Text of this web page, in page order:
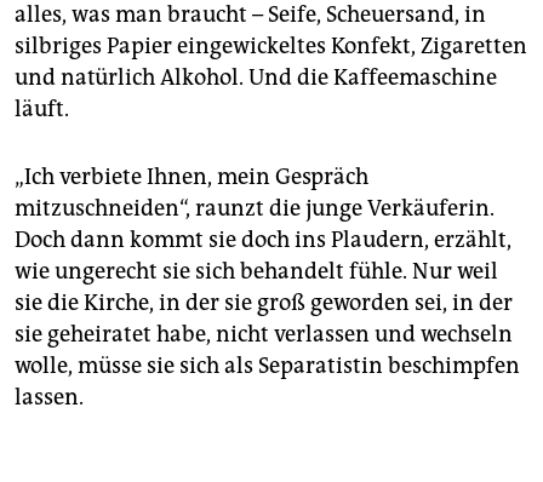
alles, was man braucht – Seife, Scheuersand, in
silbriges Papier eingewickeltes Konfekt, Zigaretten
und natürlich Alkohol. Und die Kaffeemaschine
läuft.
„Ich verbiete Ihnen, mein Gespräch
mitzuschneiden“, raunzt die junge Verkäuferin.
Doch dann kommt sie doch ins Plaudern, erzählt,
wie ungerecht sie sich behandelt fühle. Nur weil
sie die Kirche, in der sie groß geworden sei, in der
sie geheiratet habe, nicht verlassen und wechseln
wolle, müsse sie sich als Separatistin beschimpfen
lassen.